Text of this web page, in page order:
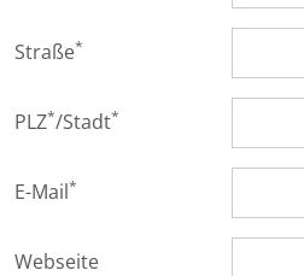
Straße*
PLZ*/Stadt*
E-Mail*
Webseite